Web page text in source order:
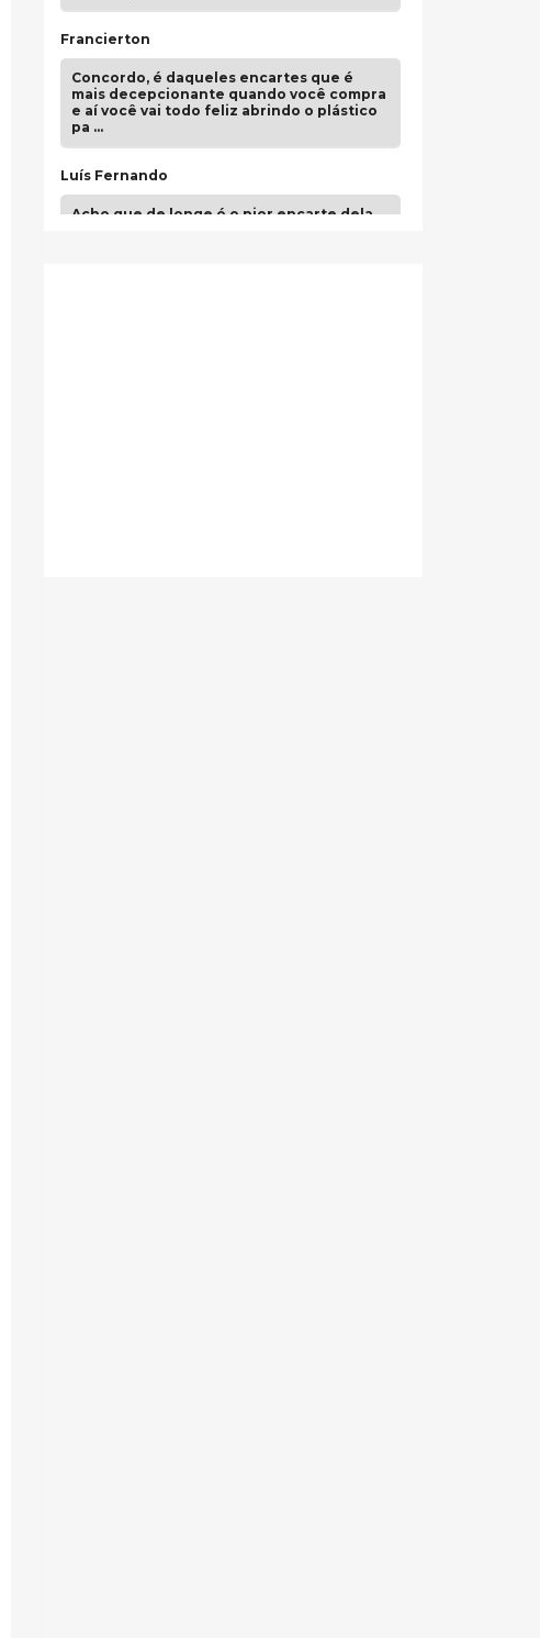
Francierton
Concordo, é daqueles encartes que é
mais decepcionante quando você compra
e aí você vai todo feliz abrindo o plástico
pa …
Luís Fernando
Acho que de longe é o pior encarte dela.